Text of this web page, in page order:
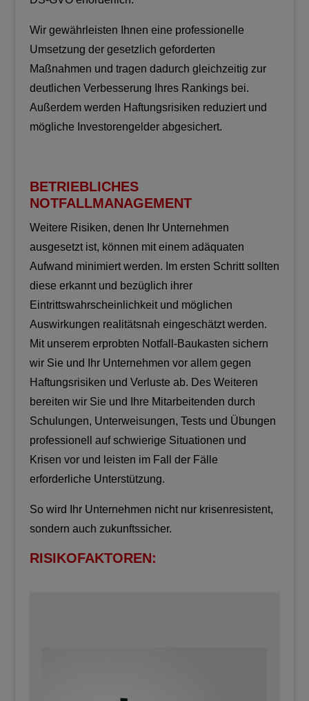
Wir gewährleisten Ihnen eine professionelle
Umsetzung der gesetzlich geforderten
Maßnahmen und tragen dadurch gleichzeitig zur
deutlichen Verbesserung Ihres Rankings bei.
Außerdem werden Haftungsrisiken reduziert und
mögliche Investorengelder abgesichert.
BETRIEBLICHES
NOTFALLMANAGEMENT
Weitere Risiken, denen Ihr Unternehmen
ausgesetzt ist, können mit einem adäquaten
Aufwand minimiert werden. Im ersten Schritt sollten
diese erkannt und bezüglich ihrer
Eintrittswahrscheinlichkeit und möglichen
Auswirkungen realitätsnah eingeschätzt werden.
Mit unserem erprobten Notfall-Baukasten sichern
wir Sie und Ihr Unternehmen vor allem gegen
Haftungsrisiken und Verluste ab. Des Weiteren
bereiten wir Sie und Ihre Mitarbeitenden durch
Schulungen, Unterweisungen, Tests und Übungen
professionell auf schwierige Situationen und
Krisen vor und leisten im Fall der Fälle
erforderliche Unterstützung.
So wird Ihr Unternehmen nicht nur krisenresistent,
sondern auch zukunftssicher.
RISIKOFAKTOREN: